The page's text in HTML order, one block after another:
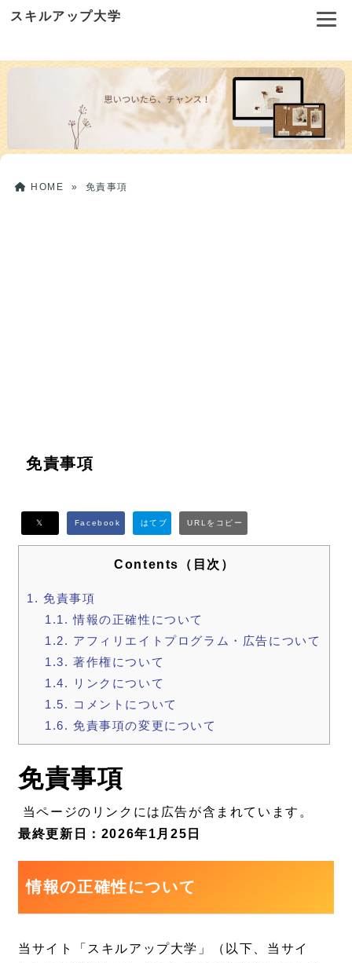
スキルアップ大学
HOME » 免責事項
免責事項
Contents（目次）
1. 免責事項
1.1. 情報の正確性について
1.2. アフィリエイトプログラム・広告について
1.3. 著作権について
1.4.
リンクについて
1.5. コメントについて
1.6. 免責事項の変更について
免責事項
当ページのリンクには広告が含まれています。
最終更新日：2026年1月25日
情報の正確性について
当サイト「スキルアップ大学」（以下、当サイ